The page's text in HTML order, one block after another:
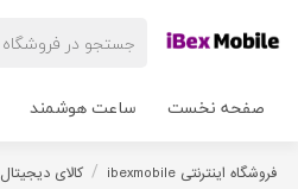
صفحه نخست ساعت هوشمند
فروشگاه اینترنتی ibexmobile / کالای دیجیتال